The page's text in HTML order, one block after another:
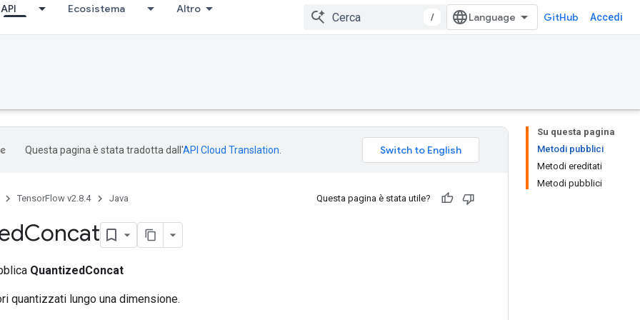
API Ecosistema Altro
/ GitHub Accedi
Su questa pagina
Metodi pubblici
Metodi ereditati
Metodi pubblici
Questa pagina è stata tradotta dall'API Cloud Translation
TensorFlow v2.8.4 Java Questa pagina è stata utile?
Concat
QuantizedConcat
quantizzati lungo una dimensione.